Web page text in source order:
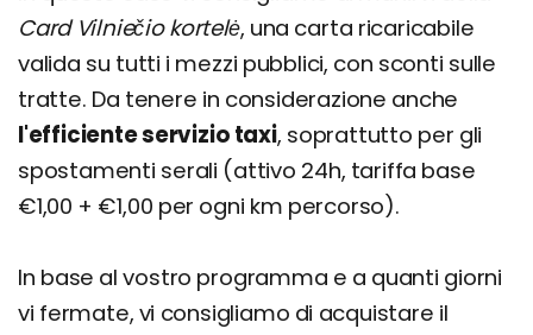
Card Vilniečio kortelė, una carta ricaricabile
valida su tutti i mezzi pubblici, con sconti sulle
tratte. Da tenere in considerazione anche
l'efficiente servizio taxi, soprattutto per gli
spostamenti serali (attivo 24h, tariffa base
€1,00 + €1,00 per ogni km percorso).
In base al vostro programma e a quanti giorni
vi fermate, vi consigliamo di acquistare il